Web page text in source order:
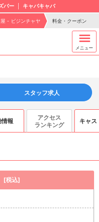
バー キャバキャバ
- ビジンチャヤ 料金・クーポン
メニュー
スタッフ求人
報
アクセス
ランキング
キャス
[税込]